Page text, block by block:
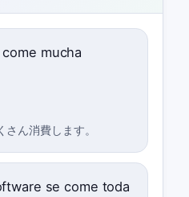
mucha
ん消費します。
se come toda